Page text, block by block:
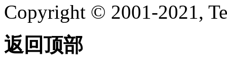
Copyright © 2001-2021,
返回顶部